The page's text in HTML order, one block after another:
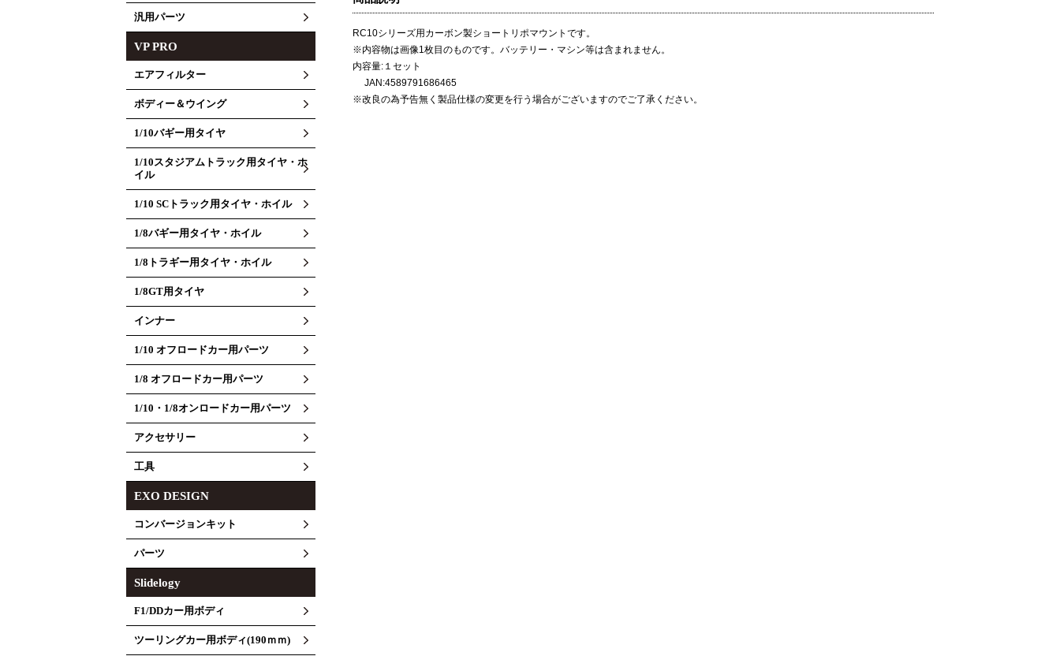
汎用パーツ
VP PRO
エアフィルター
ボディー＆ウイング
1/10バギー用タイヤ
1/10スタジアムトラック用タイヤ・ホ
イル
1/10 SCトラック用タイヤ・ホイル
1/8バギー用タイヤ・ホイル
1/8トラギー用タイヤ・ホイル
1/8GT用タイヤ
インナー
1/10 オフロードカー用パーツ
1/8 オフロードカー用パーツ
1/10・1/8オンロードカー用パーツ
アクセサリー
工具
EXO DESIGN
コンバージョンキット
パーツ
Slidelogy
F1/DDカー用ボディ
ツーリングカー用ボディ(190ｍｍ)
RC10シリーズ用カーボン製ショートリポマウントです。
※内容物は画像1枚目のものです。バッテリー・マシン等は含まれません。
内容量:１セット
JAN:4589791686465
※改良の為予告無く製品仕様の変更を行う場合がございますのでご了承ください。